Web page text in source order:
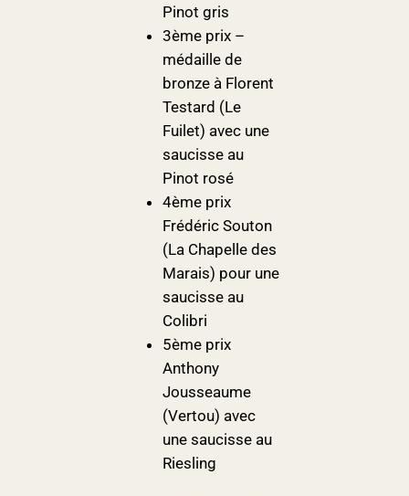
Pinot gris
3ème prix –
médaille de
bronze à Florent
Testard (Le
Fuilet) avec une
saucisse au
Pinot rosé
4ème prix
Frédéric Souton
(La Chapelle des
Marais) pour une
saucisse au
Colibri
5ème prix
Anthony
Jousseaume
(Vertou) avec
une saucisse au
Riesling